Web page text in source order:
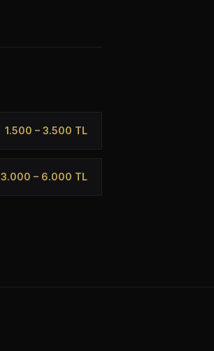
1.500 – 3.500 TL
3.000 – 6.000 TL